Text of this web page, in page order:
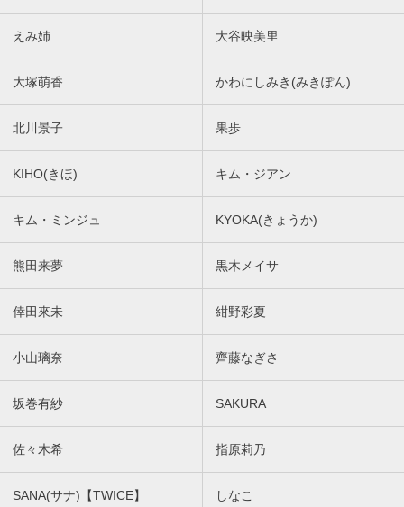
えみ姉 大谷映美里
大塚萌香 かわにしみき(みきぽん)
北川景子 果歩
KIHO(きほ) キム・ジアン
キム・ミンジュ KYOKA(きょうか)
熊田来夢 黒木メイサ
倖田來未 紺野彩夏
小山璃奈 齊藤なぎさ
坂巻有紗 SAKURA
佐々木希 指原莉乃
SANA(サナ)【TWICE】 しなこ